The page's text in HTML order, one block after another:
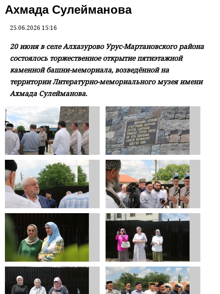
Ахмада Сулейманова
25.06.2026 15:16
20 июня в селе Алхазурово Урус-Мартановского района
состоялось торжественное открытие пятиэтажной
каменной башни-мемориала, возведённой на
территории Литературно-мемориального музея имени
Ахмада Сулейманова.